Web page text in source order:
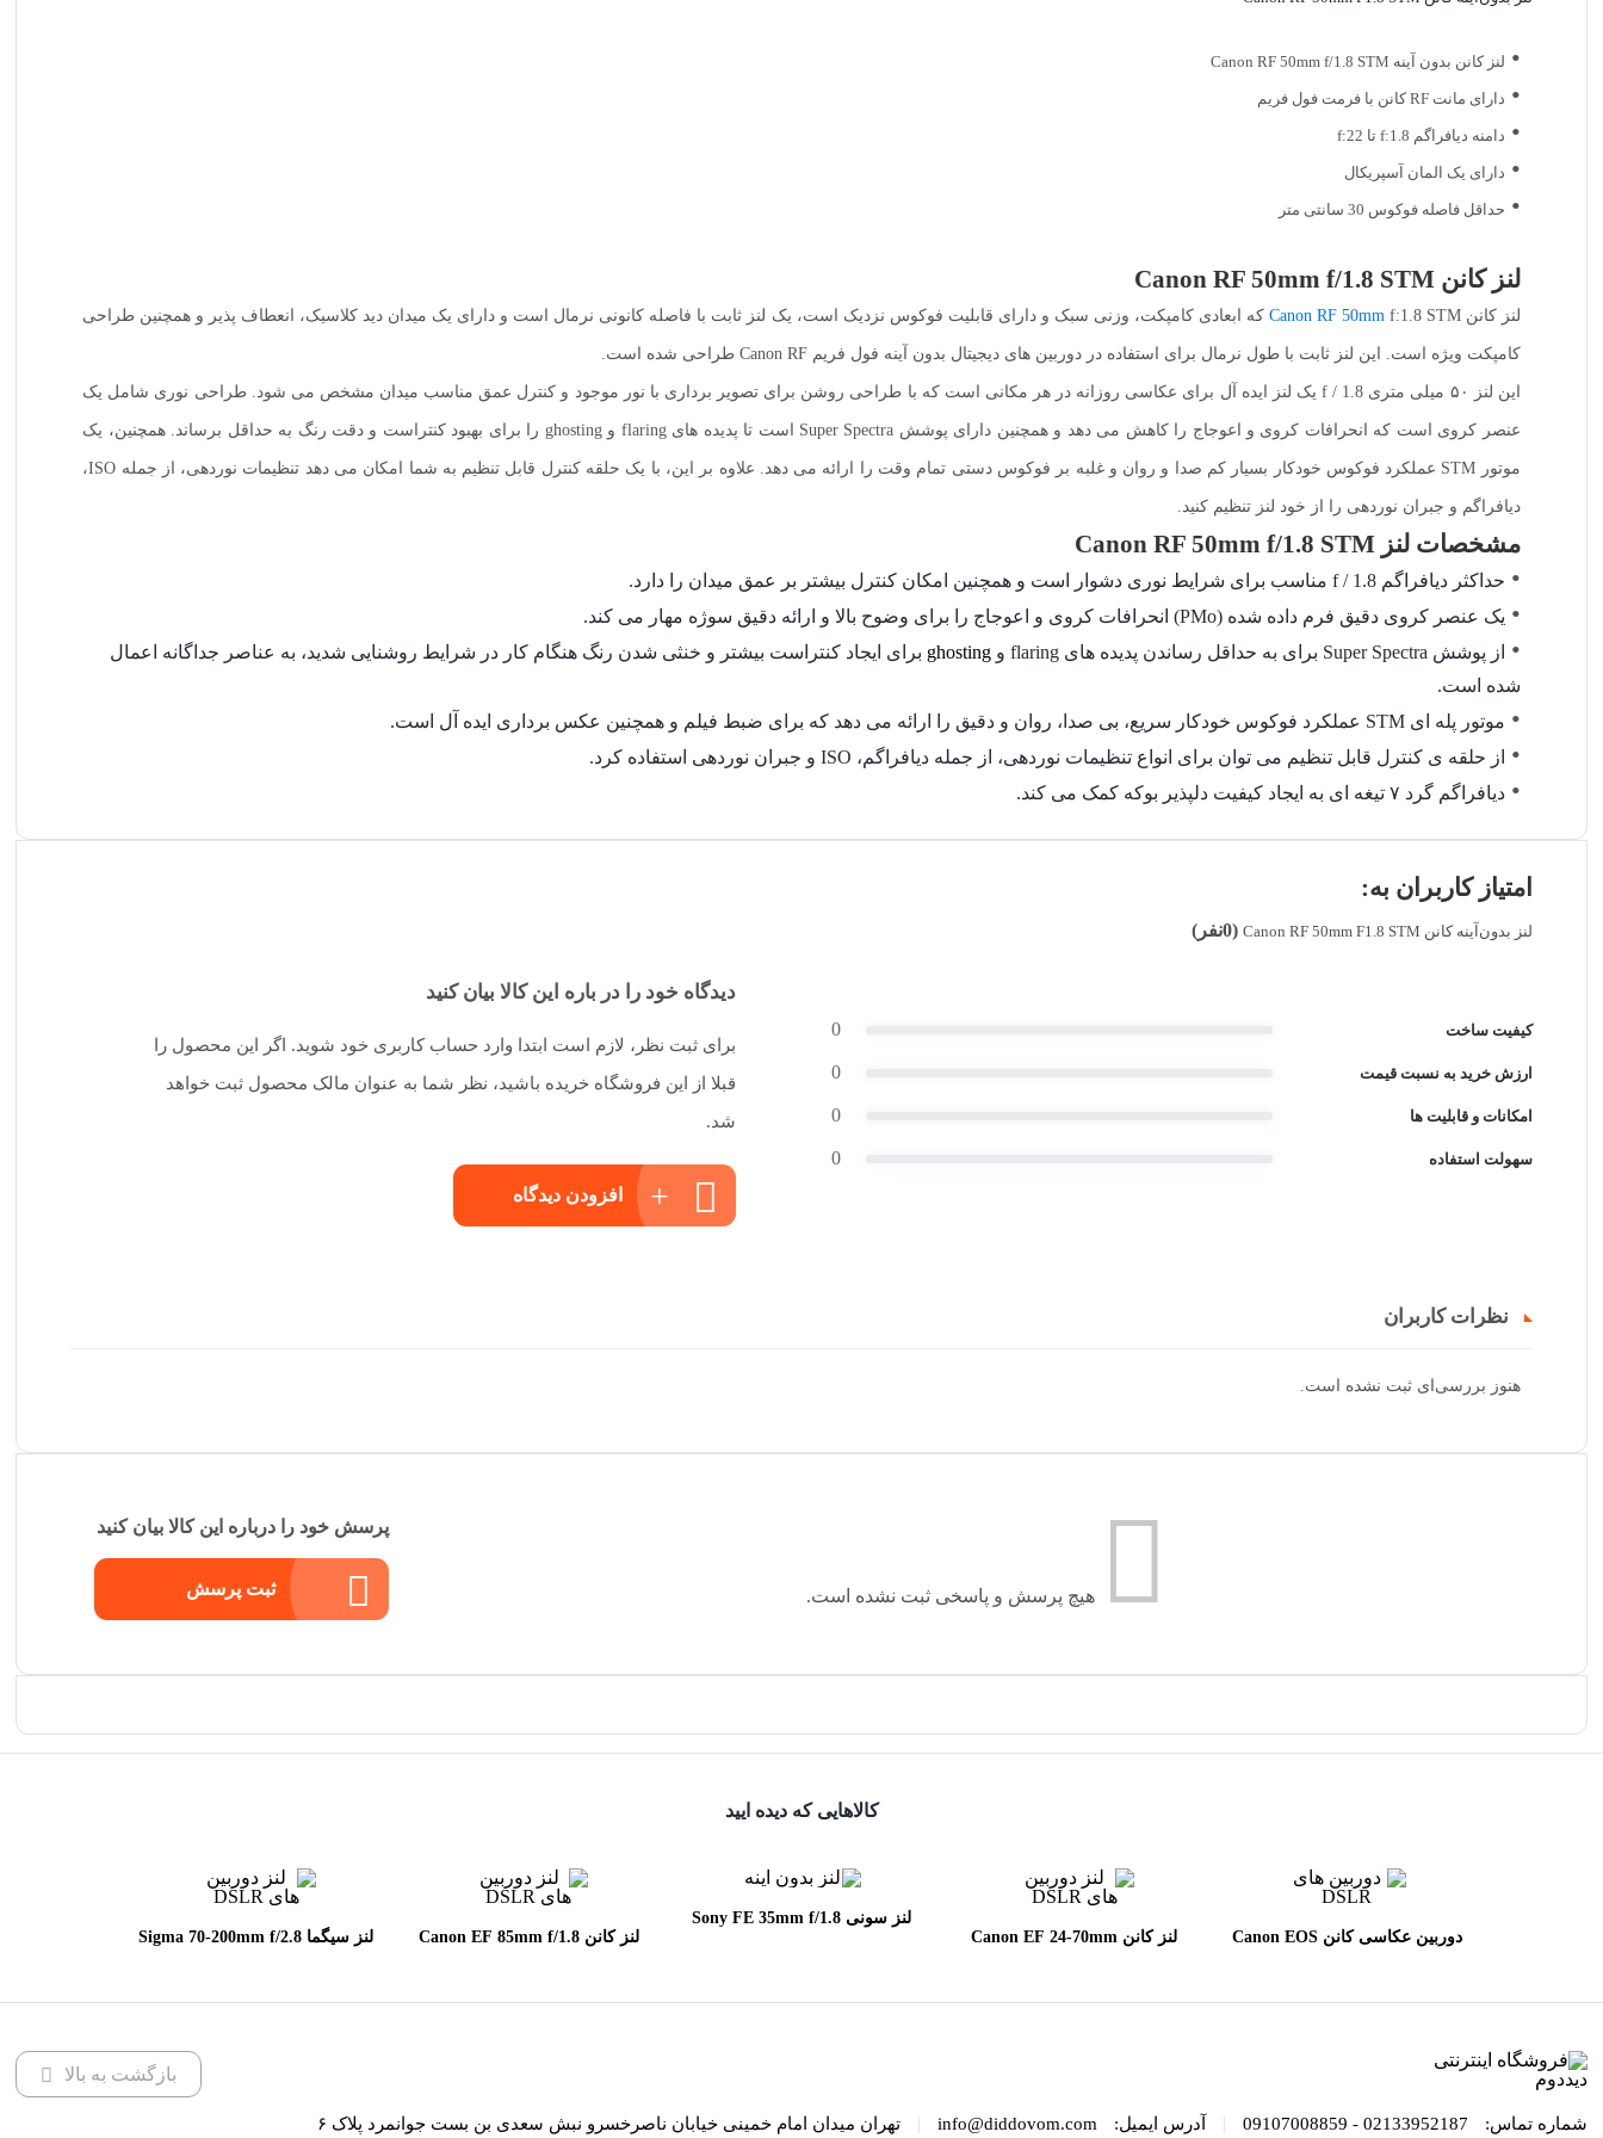
لنز کانن بدون آینه Canon RF 50mm f/1.8 STM
دارای مانت RF کانن با فرمت فول فریم
دامنه دیافراگم f:1.8 تا f:22
دارای یک المان آسپریکال
حداقل فاصله فوکوس 30 سانتی متر
لنز کانن Canon RF 50mm f/1.8 STM
لنز کانن Canon RF 50mm f:1.8 STM که ابعادی کامپکت، وزنی سبک و دارای قابلیت فوکوس نزدیک است، یک لنز ثابت با فاصله کانونی نرمال است و دارای یک میدان دید کلاسیک، انعطاف پذیر و همچنین طراحی
کامپکت ویژه است. این لنز ثابت با طول نرمال برای استفاده در دوربین های دیجیتال بدون آینه فول فریم Canon RF طراحی شده است.
این لنز ۵۰ میلی متری f / 1.8 یک لنز ایده آل برای عکاسی روزانه در هر مکانی است که با طراحی روشن برای تصویر برداری با نور موجود و کنترل عمق مناسب میدان مشخص می شود. طراحی نوری شامل یک
عنصر کروی است که انحرافات کروی و اعوجاج را کاهش می دهد و همچنین دارای پوشش Super Spectra است تا پدیده های flaring و ghosting را برای بهبود کنتراست و دقت رنگ به حداقل برساند. همچنین، یک
موتور STM عملکرد فوکوس خودکار بسیار کم صدا و روان و غلبه بر فوکوس دستی تمام وقت را ارائه می دهد. علاوه بر این، با یک حلقه کنترل قابل تنظیم به شما امکان می دهد تنظیمات نوردهی، از جمله ISO،
دیافراگم و جبران نوردهی را از خود لنز تنظیم کنید.
مشخصات لنز Canon RF 50mm f/1.8 STM
حداکثر دیافراگم f / 1.8 مناسب برای شرایط نوری دشوار است و همچنین امکان کنترل بیشتر بر عمق میدان را دارد.
یک عنصر کروی دقیق فرم داده شده (PMo) انحرافات کروی و اعوجاج را برای وضوح بالا و ارائه دقیق سوژه مهار می کند.
از پوشش Super Spectra برای به حداقل رساندن پدیده های flaring و
ghosting برای ایجاد کنتراست بیشتر و خنثی شدن رنگ هنگام کار در شرایط روشنایی شدید، به عناصر جداگانه اعمال
شده است.
موتور پله ای STM عملکرد فوکوس خودکار سریع، بی صدا، روان و دقیق را ارائه می دهد که برای ضبط فیلم و همچنین عکس برداری ایده آل است.
از حلقه ی کنترل قابل تنظیم می توان برای انواع تنظیمات نوردهی، از جمله دیافراگم، ISO و جبران نوردهی استفاده کرد.
دیافراگم گرد ۷ تیغه ای به ایجاد کیفیت دلپذیر بوکه کمک می کند.
امتیاز کاربران به:
لنز بدون‌آینه کانن Canon RF 50mm F1.8 STM (0نفر)
کیفیت ساخت 0
ارزش خرید به نسبت قیمت 0
امکانات و قابلیت ها 0
سهولت استفاده 0
دیدگاه خود را در باره این کالا بیان کنید
برای ثبت نظر، لازم است ابتدا وارد حساب کاربری خود شوید. اگر این محصول را
قبلا از این فروشگاه خریده باشید، نظر شما به عنوان مالک محصول ثبت خواهد
شد.
افزودن دیدگاه
نظرات کاربران
هنوز بررسی‌ای ثبت نشده است.
هیچ پرسش و پاسخی ثبت نشده است.
پرسش خود را درباره این کالا بیان کنید
ثبت پرسش
کالاهایی که دیده ایید
دوربین عکاسی کانن Canon EOS لنز کانن Canon EF 24-70mm
لنز سونی Sony FE 35mm f/1.8
لنز کانن Canon EF 85mm f/1.8
لنز سیگما Sigma 70-200mm f/2.8
بازگشت به بالا
شماره تماس: 02133952187 - 09107008859
| آدرس ایمیل: info@diddovom.com
| تهران میدان امام خمینی خیابان ناصرخسرو نبش سعدی بن بست جوانمرد پلاک ۶